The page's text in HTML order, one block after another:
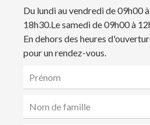
Du lundi au vendredi de 09h00
18h30.Le samedi de 09h00 à
En dehors des heures
pour un rendez-vous.